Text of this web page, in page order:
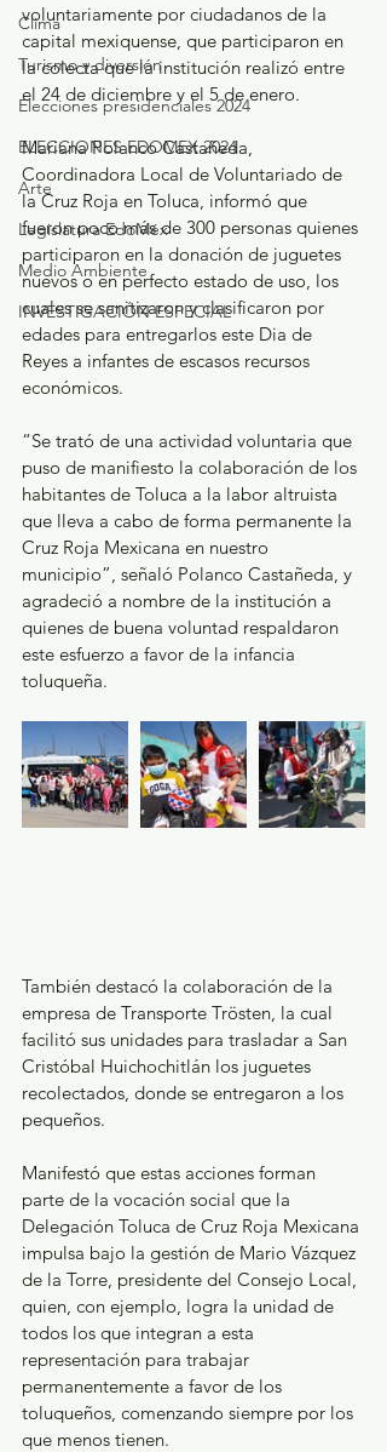
Clima
Turismo y diversión
Elecciones presidenciales 2024
ELECCIONES EDOMEX 2024
Arte
Legislatura EdoMéx
Medio Ambiente
INVESTIGACIÓN ESPECIAL
voluntariamente por ciudadanos de la
capital mexiquense, que participaron en
la colecta que la institución realizó entre
el 24 de diciembre y el 5 de enero.
Mariana Polanco Castañeda,
Coordinadora Local de Voluntariado de
la Cruz Roja en Toluca, informó que
fueron poco más de 300 personas quienes
participaron en la donación de juguetes
nuevos o en perfecto estado de uso, los
cuales se sanitizaron y clasificaron por
edades para entregarlos este Dia de
Reyes a infantes de escasos recursos
económicos.
“Se trató de una actividad voluntaria que
puso de manifiesto la colaboración de los
habitantes de Toluca a la labor altruista
que lleva a cabo de forma permanente la
Cruz Roja Mexicana en nuestro
municipio”, señaló Polanco Castañeda, y
agradeció a nombre de la institución a
quienes de buena voluntad respaldaron
este esfuerzo a favor de la infancia
toluqueña.
También destacó la colaboración de la
empresa de Transporte Trösten, la cual
facilitó sus unidades para trasladar a San
Cristóbal Huichochitlán los juguetes
recolectados, donde se entregaron a los
pequeños.
Manifestó que estas acciones forman
parte de la vocación social que la
Delegación Toluca de Cruz Roja Mexicana
impulsa bajo la gestión de Mario Vázquez
de la Torre, presidente del Consejo Local,
quien, con ejemplo, logra la unidad de
todos los que integran a esta
representación para trabajar
permanentemente a favor de los
toluqueños, comenzando siempre por los
que menos tienen.